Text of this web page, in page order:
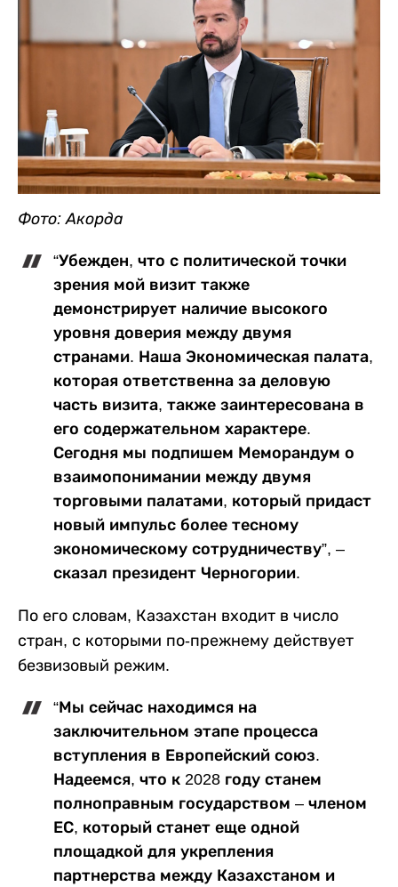
Фото: Акорда
“Убежден, что с политической точки
зрения мой визит также
демонстрирует наличие высокого
уровня доверия между двумя
странами. Наша Экономическая палата,
которая ответственна за деловую
часть визита, также заинтересована в
его содержательном характере.
Сегодня мы подпишем Меморандум о
взаимопонимании между двумя
торговыми палатами, который придаст
новый импульс более тесному
экономическому сотрудничеству”, –
сказал президент Черногории.
По его словам, Казахстан входит в число
стран, с которыми по-прежнему действует
безвизовый режим.
“Мы сейчас находимся на
заключительном этапе процесса
вступления в Европейский союз.
Надеемся, что к 2028 году станем
полноправным государством – членом
ЕС, который станет еще одной
площадкой для укрепления
партнерства между Казахстаном и